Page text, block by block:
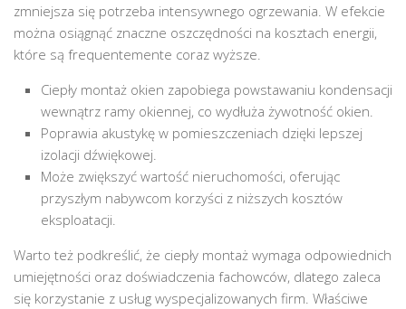
zmniejsza się potrzeba intensywnego ogrzewania. W efekcie
można osiągnąć znaczne oszczędności na kosztach energii,
które są frequentemente coraz wyższe.
Ciepły montaż okien zapobiega powstawaniu kondensacji
wewnątrz ramy okiennej, co wydłuża żywotność okien.
Poprawia akustykę w pomieszczeniach dzięki lepszej
izolacji dźwiękowej.
Może zwiększyć wartość nieruchomości, oferując
przyszłym nabywcom korzyści z niższych kosztów
eksploatacji.
Warto też podkreślić, że ciepły montaż wymaga odpowiednich
umiejętności oraz doświadczenia fachowców, dlatego zaleca
się korzystanie z usług wyspecjalizowanych firm. Właściwe